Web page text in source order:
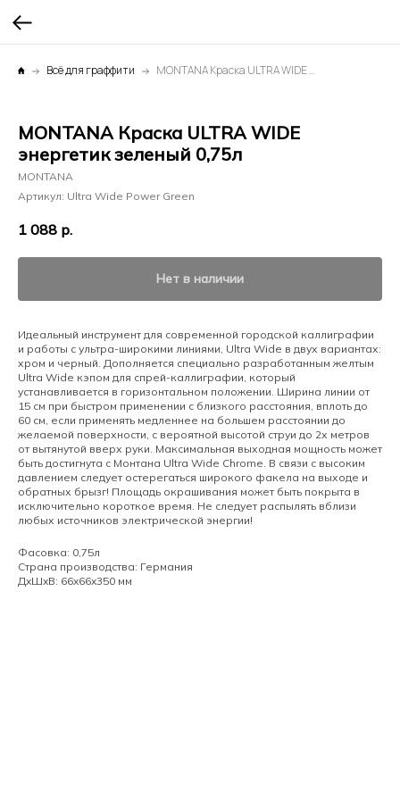
Всё для граффити MONTANA Краска ULTRA WIDE энергетик зеленый 0,75л
MONTANA Краска ULTRA WIDE
энергетик зеленый 0,75л
MONTANA
Артикул: Ultra Wide Power Green
1 088 р.
Нет в наличии
Идеальный инструмент для современной городской каллиграфии
и работы с ультра-широкими линиями, Ultra Wide в двух вариантах:
хром и черный. Дополняется специально разработанным желтым
Ultra Wide кэпом для спрей-каллиграфии, который
устанавливается в горизонтальном положении. Ширина линии от
15 см при быстром применении с близкого расстояния, вплоть до
60 см, если применять медленнее на большем расстоянии до
желаемой поверхности, с вероятной высотой струи до 2х метров
от вытянутой вверх руки. Максимальная выходная мощность может
быть достигнута с Монтана Ultra Wide Chrome. В связи с высоким
давлением следует остерегаться широкого факела на выходе и
обратных брызг! Площадь окрашивания может быть покрыта в
исключительно короткое время. Не следует распылять вблизи
любых источников электрической энергии!
Фасовка: 0,75л
Страна производства: Германия
ДxШxВ: 66x66x350 мм